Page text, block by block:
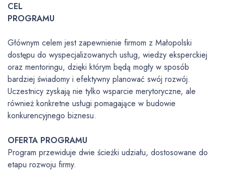
CEL
PROGRAMU
Głównym celem jest zapewnienie firmom z Małopolski
dostępu do wyspecjalizowanych usług, wiedzy eksperckiej
oraz mentoringu, dzięki którym będą mogły w sposób
bardziej świadomy i efektywny planować swój rozwój.
Uczestnicy zyskają nie tylko wsparcie merytoryczne, ale
również konkretne usługi pomagające w budowie
konkurencyjnego biznesu.
OFERTA PROGRAMU
Program przewiduje dwie ścieżki udziału, dostosowane do
etapu rozwoju firmy.